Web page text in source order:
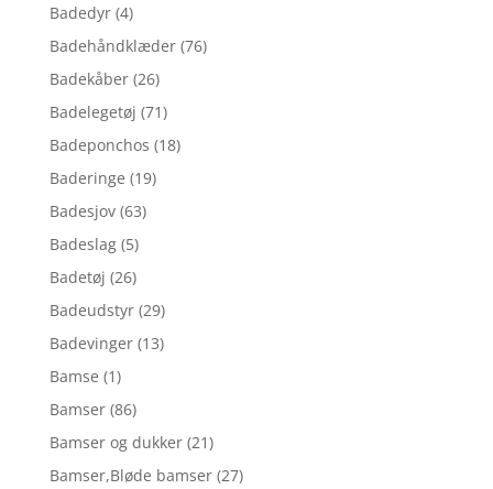
Badedyr (4)
Badehåndklæder (76)
Badekåber (26)
Badelegetøj (71)
Badeponchos (18)
Baderinge (19)
Badesjov (63)
Badeslag (5)
Badetøj (26)
Badeudstyr (29)
Badevinger (13)
Bamse (1)
Bamser (86)
Bamser og dukker (21)
Bamser,Bløde bamser (27)